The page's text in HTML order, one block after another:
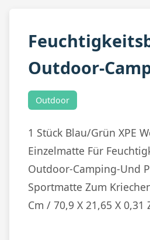
Outdoor-
Outdoor
1 Stück Blau/Grün XPE
Einzelmatte Für
Outdoor-Camping-Und
Sportmatte Zum
Cm / 70,9 X 21,65 X 0,31